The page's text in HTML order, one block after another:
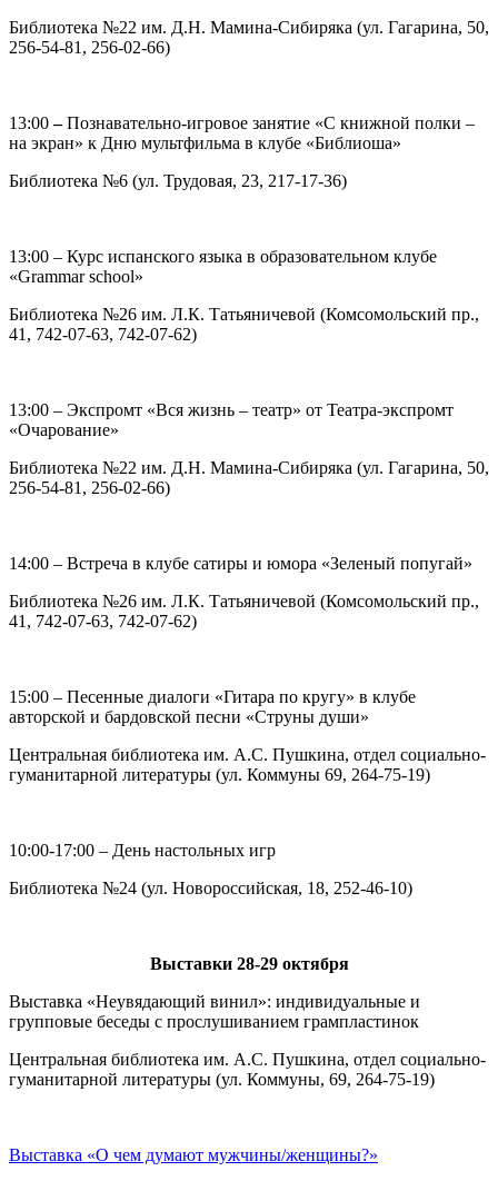
Библиотека №22 им. Д.Н. Мамина-Сибиряка (ул. Гагарина, 50,
256-54-81, 256-02-66)
13:00–Познавательно-игровое занятие «С книжной полки –
на экран» к Дню мультфильма в клубе «Библиоша»
Библиотека №6 (ул. Трудовая, 23, 217-17-36)
13:00 – Курс испанского языка в образовательном клубе
«Grammar school»
Библиотека №26 им. Л.К. Татьяничевой (Комсомольский пр.,
41, 742-07-63, 742-07-62)
13:00 – Экспромт «Вся жизнь – театр» от Театра-экспромт
«Очарование»
Библиотека №22 им. Д.Н. Мамина-Сибиряка (ул. Гагарина, 50,
256-54-81, 256-02-66)
14:00 – Встреча в клубе сатиры и юмора «Зеленый попугай»
Библиотека №26 им. Л.К. Татьяничевой (Комсомольский пр.,
41, 742-07-63, 742-07-62)
15:00 – Песенные диалоги «Гитара по кругу» в клубе
авторской и бардовской песни «Струны души»
Центральная библиотека им. А.С. Пушкина, отдел социально-
гуманитарной литературы (ул. Коммуны 69, 264-75-19)
10:00-17:00 – День настольных игр
Библиотека №24 (ул. Новороссийская, 18, 252-46-10)
Выставки 28-29 октября
Выставка «Неувядающий винил»: индивидуальные и
групповые беседы с прослушиванием грампластинок
Центральная библиотека им. А.С. Пушкина, отдел социально-
гуманитарной литературы (ул. Коммуны, 69, 264-75-19)
Выставка «О чем думают мужчины/женщины?»